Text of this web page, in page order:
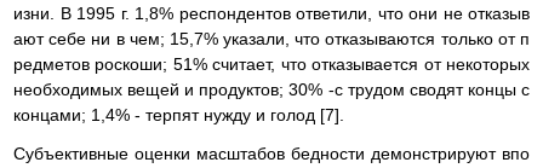
изни. В 1995 г. 1,8% респондентов ответили, что они не отказыв
ают себе ни в чем; 15,7% указали, что отказываются только от п
редметов роскоши; 51% считает, что отказывается от некоторых
необходимых вещей и продуктов; 30% -с трудом сводят концы с
концами; 1,4% - терпят нужду и голод [7].
Субъективные оценки масштабов бедности демонстрируют впо